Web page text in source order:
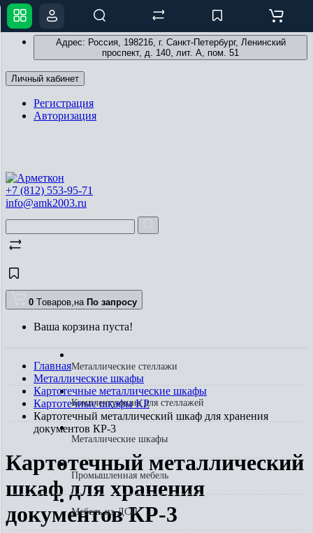
Адрес: Россия, 198216, г. Санкт-Петербург, Ленинский
проспект, д. 140, лит. А, пом. 51
Личный кабинет
Регистрация
Авторизация
+7 (812) 553-95-71
info@amk2003.ru
0 Tоваров,на По запросу
Ваша корзина пуста!
Металлические стеллажи
Комплектующие для стеллажей
Металлические шкафы
Промышленная мебель
Мебель из ДСП
Главная
Металлические шкафы
Картотечные металлические шкафы
Картотечные шкафы КР
Картотечный металлический шкаф для хранения
документов КР-3
Картотечный металлический
шкаф для хранения
документов КР-3